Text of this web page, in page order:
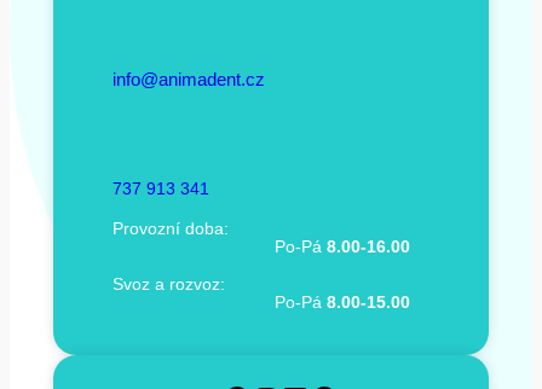
info@animadent.cz
737 913 341
Provozní doba:
Po-Pá8.00-16.00
Svoz a rozvoz:
Po-Pá8.00-15.00